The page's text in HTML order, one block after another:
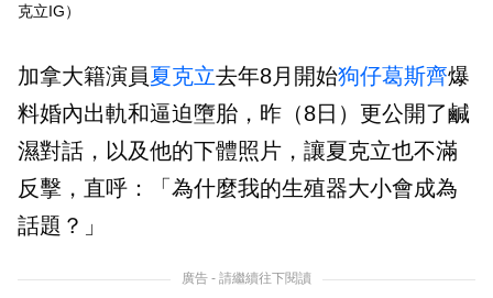
克立IG）
加拿大籍演員夏克立去年8月開始狗仔葛斯齊爆
料婚內出軌和逼迫墮胎，昨（8日）更公開了鹹
濕對話，以及他的下體照片，讓夏克立也不滿
反擊，直呼：「為什麼我的生殖器大小會成為
話題？」
廣告 - 請繼續往下閱讀